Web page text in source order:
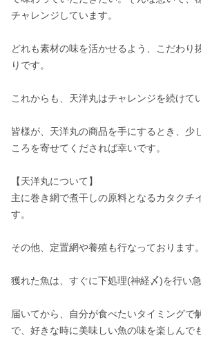
チャレンジしています。
どれも素材の味を活かせるよう、こだわり
りです。
これからも、天洋丸はチャレンジを続けて
皆様が、天洋丸の商品を手にするとき、少
ころを寄せてくだされば幸いです。
【天洋丸について】
主に巻き網で煮干しの原料となるカタクチ
す。
その他、定置網や養殖も行なっております。
獲れた魚は、すぐに下処理(神経〆)を行い
届いてから、自分が食べたいタイミングで
で、好きな時に美味しい魚の味を楽しんで